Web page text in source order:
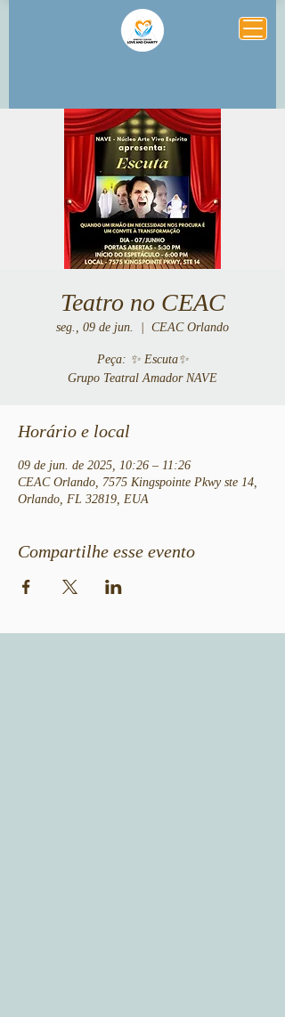
Teatro no CEAC
seg., 09 de jun. CEAC Orlando
Peça: ✨ Escuta✨
Grupo Teatral Amador NAVE
Horário e local
09 de jun. de 2025, 10:26 – 11:26
CEAC Orlando, 7575 Kingspointe Pkwy ste 14,
Orlando, FL 32819, EUA
Compartilhe esse evento